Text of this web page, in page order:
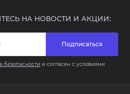
НА НОВОСТИ И АКЦИИ:
Подписаться
безопасности и согласен с условиями